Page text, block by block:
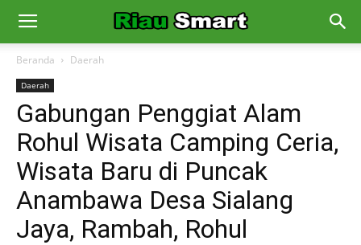
Beranda Daerah
Daerah
Gabungan Penggiat Alam
Rohul Wisata Camping Ceria,
Wisata Baru di Puncak
Anambawa Desa Sialang
Jaya, Rambah, Rohul